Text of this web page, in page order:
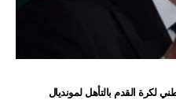
لكرة القدم بالتأهل لمونديال